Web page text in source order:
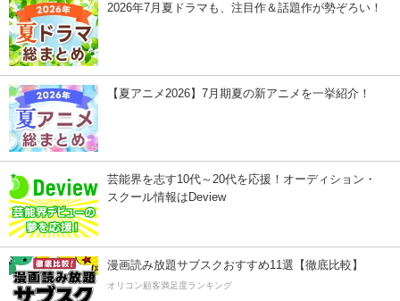
2026年7月夏ドラマも、注目作＆話題作が勢ぞろい！
【夏アニメ2026】7月期夏の新アニメを一挙紹介！
芸能界を志す10代～20代を応援！オーディション・
スクール情報はDeview
漫画読み放題サブスクおすすめ11選【徹底比較】
オリコン顧客満足度ランキング